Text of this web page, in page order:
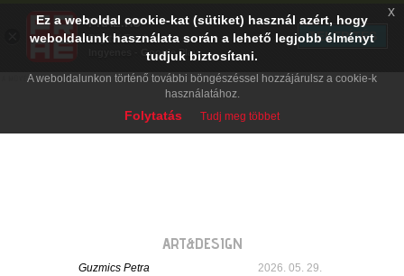
ART&DESIGN
Guzmics Petra 2026. 05. 29.
Ez a weboldal cookie-kat (sütiket) használ azért, hogy
weboldalunk használata során a lehető legjobb élményt
tudjuk biztosítani.
A weboldalunkon történő további böngészéssel hozzájárulsz a cookie-k
használatához.
Folytatás Tudj meg többet
x
PRAE.HU
Digital Evolution
Ingyenes - Google Play
TELEPÍTÉS